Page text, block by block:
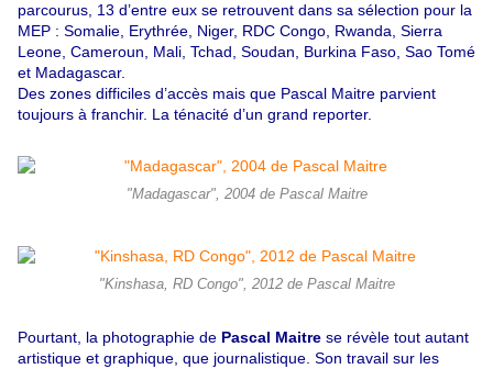
parcourus, 13 d’entre eux se retrouvent dans sa sélection pour la
MEP : Somalie, Erythrée, Niger, RDC Congo, Rwanda, Sierra
Leone, Cameroun, Mali, Tchad, Soudan, Burkina Faso, Sao Tomé
et Madagascar.
Des zones difficiles d’accès mais que Pascal Maitre parvient
toujours à franchir. La ténacité d’un grand reporter.
"Madagascar", 2004 de Pascal Maitre
"Kinshasa, RD Congo", 2012 de Pascal Maitre
Pourtant, la photographie de Pascal Maitre se révèle tout autant
artistique et graphique, que journalistique. Son travail sur les